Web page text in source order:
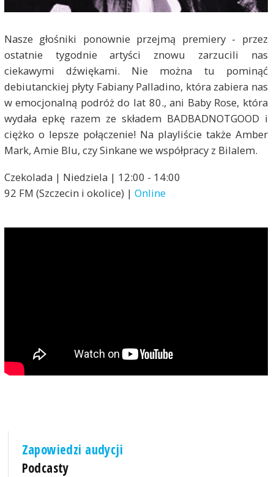
Nasze głośniki ponownie przejmą premiery - przez
ostatnie tygodnie artyści znowu zarzucili nas
ciekawymi dźwiękami. Nie można tu pominąć
debiutanckiej płyty Fabiany Palladino, która zabiera nas
w emocjonalną podróż do lat 80., ani Baby Rose, która
wydała epkę razem ze składem BADBADNOTGOOD i
ciężko o lepsze połączenie! Na playliście także Amber
Mark, Amie Blu, czy Sinkane we współpracy z Bilalem.
Czekolada | Niedziela | 12:00 - 14:00
92 FM (Szczecin i okolice) | Online
Zapowiedzi audycji
Podcasty